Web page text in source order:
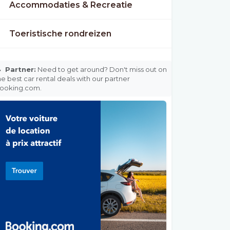
Accommodaties & Recreatie
Toeristische rondreizen
Partner: Need to get around? Don't miss out on
best car rental deals with our partner